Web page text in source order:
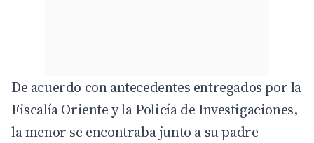
De acuerdo con antecedentes entregados por la
Fiscalía Oriente y la Policía de Investigaciones,
la menor se encontraba junto a su padre